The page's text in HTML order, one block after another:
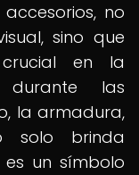
no
sino que
en la
las
la armadura,
solo brinda
un símbolo